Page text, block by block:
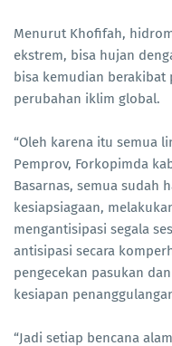
Menurut Khofifah,
ekstrem, bisa hujan
bisa kemudian
perubahan iklim global.
“Oleh karena itu semua
Pemprov, Forkopimda
Basarnas, semua sudah
kesiapsiagaan,
mengantisipasi segala
antisipasi secara
pengecekan pasukan
kesiapan
“Jadi setiap bencana